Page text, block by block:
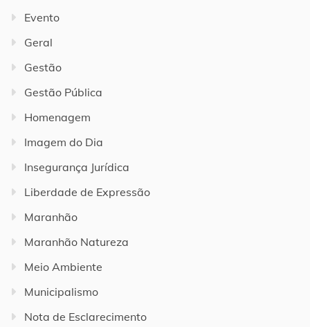
Evento
Geral
Gestão
Gestão Pública
Homenagem
Imagem do Dia
Insegurança Jurídica
Liberdade de Expressão
Maranhão
Maranhão Natureza
Meio Ambiente
Municipalismo
Nota de Esclarecimento